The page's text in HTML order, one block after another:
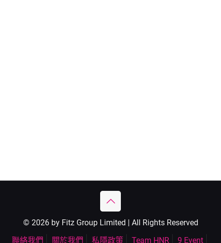
© 2026 by Fitz Group Limited | All Rights Reserved
聯絡我們
關於我們 私隱政策 Team HNR 9 Event